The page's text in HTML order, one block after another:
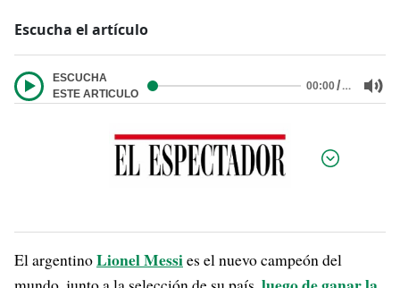
Escucha el artículo
ESCUCHA
ESTE ARTICULO
00:00/…
Por:
El argentinoLionel Messies el nuevo campeón del